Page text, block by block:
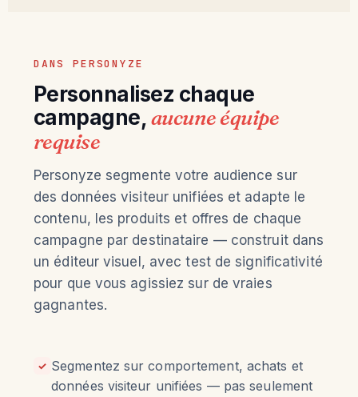
DANS PERSONYZE
Personnalisez chaque
campagne,aucune équipe
requise
Personyze segmente votre audience sur
des données visiteur unifiées et adapte le
contenu, les produits et offres de chaque
campagne par destinataire — construit dans
un éditeur visuel, avec test de significativité
pour que vous agissiez sur de vraies
gagnantes.
✓ Segmentez sur comportement, achats et
données visiteur unifiées — pas seulement